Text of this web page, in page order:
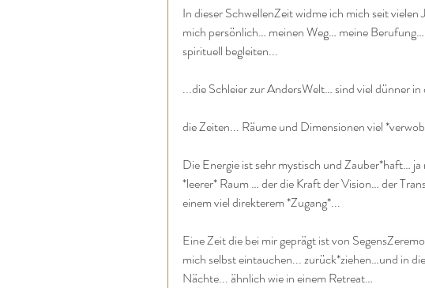
In dieser SchwellenZeit widme ich mich seit
mich persönlich… meinen Weg… meine
spirituell begleiten...
...die Schleier zur AndersWelt… sind viel dünner
die Zeiten... Räume und Dimensionen viel
Die Energie ist sehr mystisch und Zauber*haft…
*leerer* Raum … der die Kraft der Vision… der
einem viel direkterem *Zugang*...
Eine Zeit die bei mir geprägt ist von
mich selbst eintauchen... zurück*ziehen…und in
Nächte... ähnlich wie in einem Retreat…